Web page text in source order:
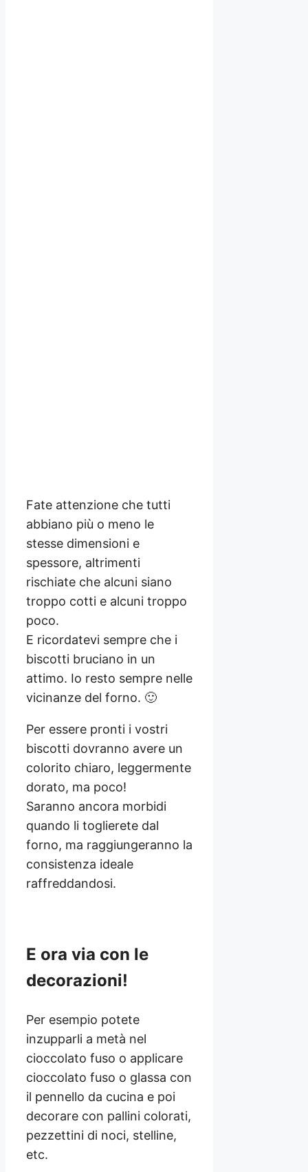
Fate attenzione che tutti
abbiano più o meno le
stesse dimensioni e
spessore, altrimenti
rischiate che alcuni siano
troppo cotti e alcuni troppo
poco.
E ricordatevi sempre che i
biscotti bruciano in un
attimo. Io resto sempre nelle
vicinanze del forno. 🙂
Per essere pronti i vostri
biscotti dovranno avere un
colorito chiaro, leggermente
dorato, ma poco!
Saranno ancora morbidi
quando li toglierete dal
forno, ma raggiungeranno la
consistenza ideale
raffreddandosi.
E ora via con le
decorazioni!
Per esempio potete
inzupparli a metà nel
cioccolato fuso o applicare
cioccolato fuso o glassa con
il pennello da cucina e poi
decorare con pallini colorati,
pezzettini di noci, stelline,
etc.